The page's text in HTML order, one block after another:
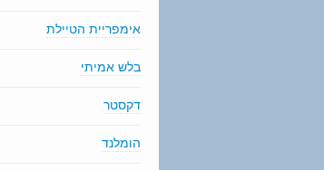
אימפריית הטיילת
בלש אמיתי
דקסטר
הומלנד